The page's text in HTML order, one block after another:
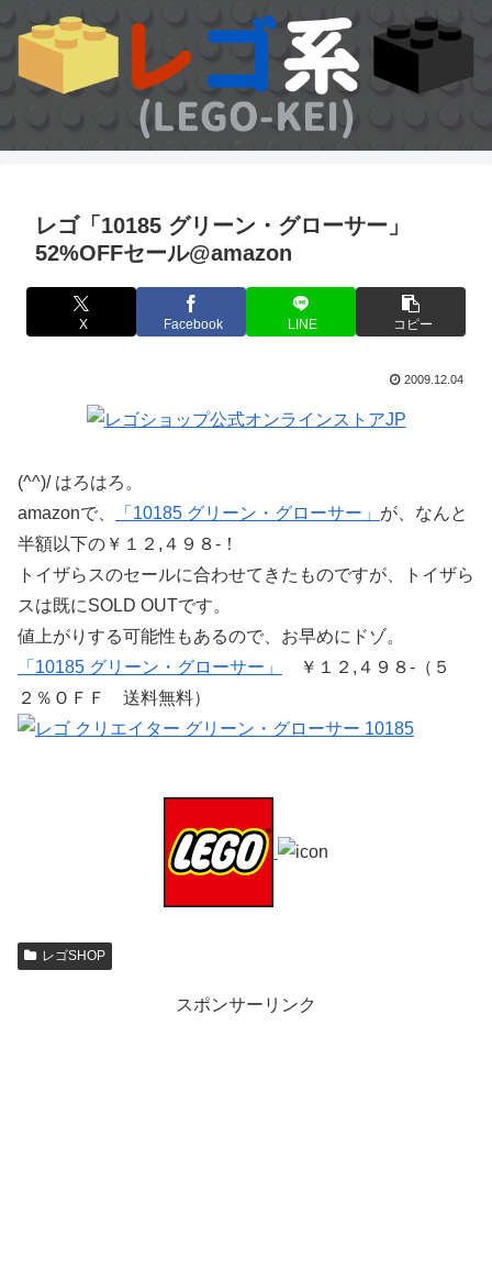
レゴ「10185 グリーン・グローサー」
52%OFFセール@amazon
X Facebook LINE コピー
2009.12.04
(^^)/ はろはろ。
amazonで、
「10185 グリーン・グローサー」 が、なんと
半額以下の￥１２,４９８-！
トイザらスのセールに合わせてきたものですが、トイザら
スは既にSOLD OUTです。
値上がりする可能性もあるので、お早めにドゾ。
「10185 グリーン・グローサー」
￥１２,４９８-（５
２％ＯＦＦ 送料無料）
レゴSHOP
スポンサーリンク